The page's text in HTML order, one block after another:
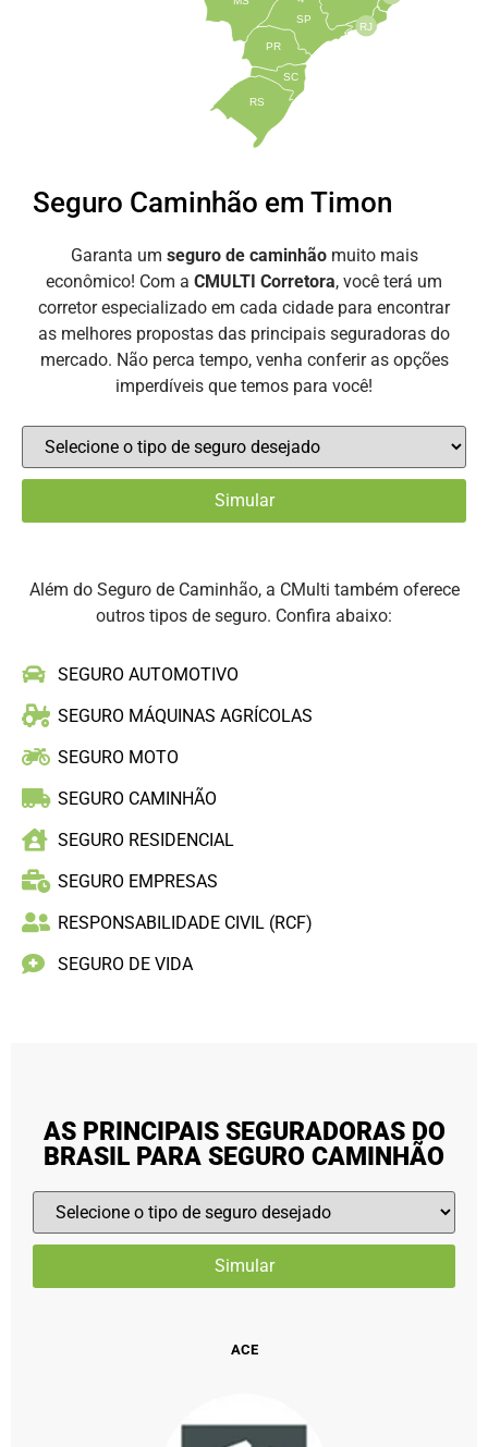
PR
SC
RS
SP
RJ
Seguro Caminhão em Timon
Garanta um seguro de caminhão muito mais
econômico! Com a CMULTI Corretora, você terá um
corretor especializado em cada cidade para encontrar
as melhores propostas das principais seguradoras do
mercado. Não perca tempo, venha conferir as opções
imperdíveis que temos para você!
Além do Seguro de Caminhão, a CMulti também oferece
outros tipos de seguro. Confira abaixo:
SEGURO AUTOMOTIVO
SEGURO MÁQUINAS AGRÍCOLAS
SEGURO MOTO
SEGURO CAMINHÃO
SEGURO RESIDENCIAL
SEGURO EMPRESAS
RESPONSABILIDADE CIVIL (RCF)
SEGURO DE VIDA
AS PRINCIPAIS SEGURADORAS DO
BRASIL PARA SEGURO CAMINHÃO
ACE